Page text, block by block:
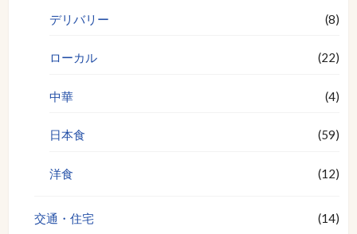
デリバリー (8)
ローカル (22)
中華 (4)
日本食 (59)
洋食 (12)
交通・住宅 (14)